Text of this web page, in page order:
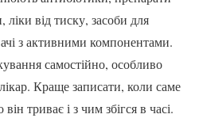
ліки від тиску, засоби для
з активними компонентами.
самостійно, особливо
Краще записати, коли саме
триває і з чим збігся в часі.